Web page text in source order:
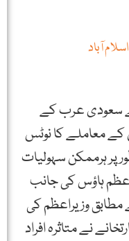
اسلام آباد
نے سعودی عرب کے
کے معاملے کا نوٹس
پر ہرممکن سہولیات
ہاؤس کی جانب
وزیراعظم کی
نے متاثرہ افراد